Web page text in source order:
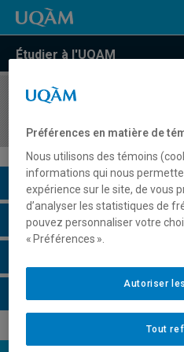
Étudier à l'UQAM
COURS//
Description du cours
Horaire - Été 2026
Préférences en matière de
Nous utilisons des témoins
informations qui nous
expérience sur le site, de vous
d’analyser les statistiques de
pouvez personnaliser votre
« Préférences ».
Tout
Autoriser